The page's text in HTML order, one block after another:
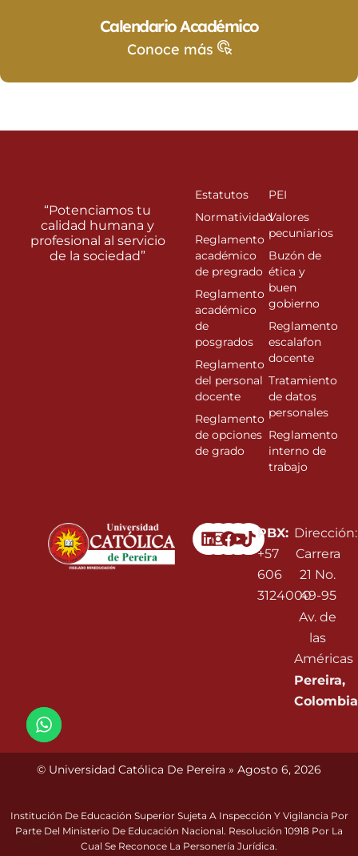
Calendario Académico
Conoce más
Linkedin
Instagram
Facebook
Youtube
PBX:
+57
606
3124000
Dirección:
Carrera
21 No.
49-95
Av. de
las
Américas
Pereira,
Colombia
“Potenciamos tu
calidad humana y
profesional al servicio
de la sociedad”
Estatutos
Normatividad
Reglamento
académico
de pregrado
Reglamento
académico
de
posgrados
Reglamento
del personal
docente
Reglamento
de opciones
de grado
PEI
Valores
pecuniarios
Buzón de
ética y
buen
gobierno
Reglamento
escalafon
docente
Tratamiento
de datos
personales
Reglamento
interno de
trabajo
© Universidad Católica De Pereira » Agosto 6, 2026
Institución De Educación Superior Sujeta A Inspección Y Vigilancia Por
Parte Del Ministerio De Educación Nacional. Resolución 10918 Por La
Cual Se Reconoce La Personería Jurídica.